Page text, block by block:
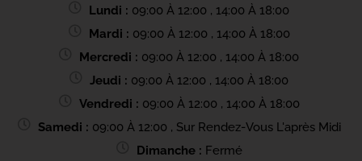
Lundi : 09:00 À 12:00 , 14:00 À 18:00
Mardi : 09:00 À 12:00 , 14:00 À 18:00
Mercredi : 09:00 À 12:00 , 14:00 À 18:00
Jeudi : 09:00 À 12:00 , 14:00 À 18:00
Vendredi : 09:00 À 12:00 , 14:00 À 18:00
Samedi : 09:00 À 12:00 , Sur Rendez-Vous L'après Midi
Dimanche : Fermé